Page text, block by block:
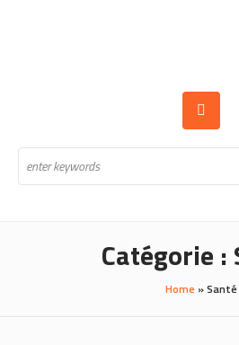
Catégorie :
Home »Santé